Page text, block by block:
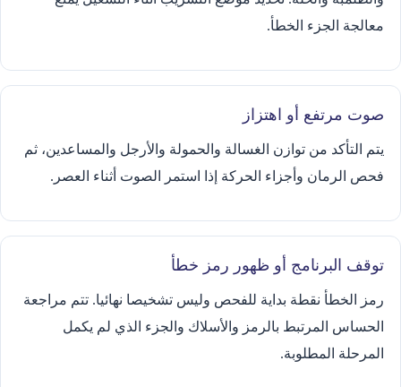
معالجة الجزء الخطأ.
صوت مرتفع أو اهتزاز
يتم التأكد من توازن الغسالة والحمولة والأرجل والمساعدين، ثم
فحص الرمان وأجزاء الحركة إذا استمر الصوت أثناء العصر.
توقف البرنامج أو ظهور رمز خطأ
رمز الخطأ نقطة بداية للفحص وليس تشخيصا نهائيا. تتم مراجعة
الحساس المرتبط بالرمز والأسلاك والجزء الذي لم يكمل
المرحلة المطلوبة.